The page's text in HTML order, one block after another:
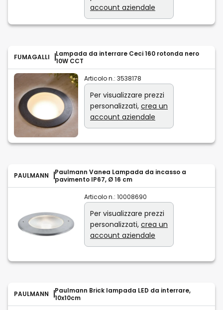
account aziendale
FUMAGALLI
Lampada da interrare Ceci 160 rotonda nero
10W CCT
Articolo n.: 3538178
Per visualizzare prezzi
personalizzati, crea un
account aziendale
PAULMANN
Paulmann Vanea Lampada da incasso a
pavimento IP67, Ø 16 cm
Articolo n.: 10008690
Per visualizzare prezzi
personalizzati, crea un
account aziendale
PAULMANN
Paulmann Brick lampada LED da interrare,
10x10cm